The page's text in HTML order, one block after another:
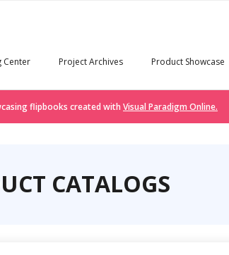
Center Project Archives Product Showcase
flipbooks created with Visual Paradigm Online.
CATALOGS